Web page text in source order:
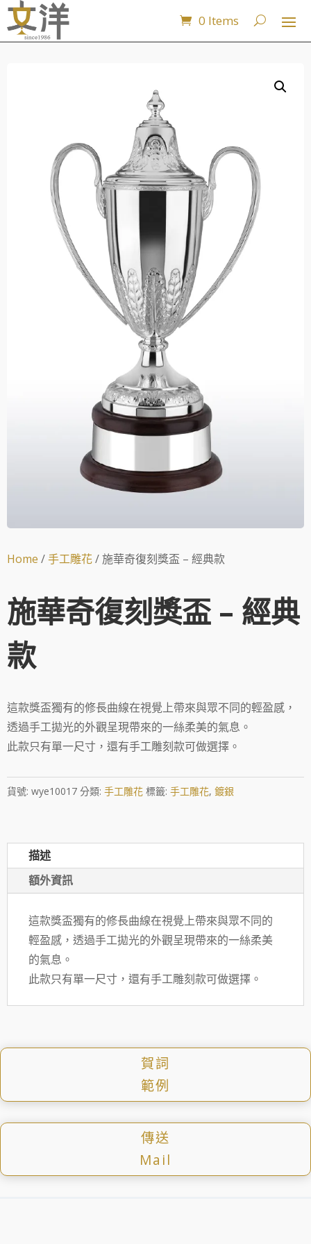
0 Items
Home /手工雕花/ 施華奇復刻獎盃 – 經典款
施華奇復刻獎盃 – 經典
款
這款獎盃獨有的修長曲線在視覺上帶來與眾不同的輕盈感，
透過手工拋光的外觀呈現帶來的一絲柔美的氣息。
此款只有單一尺寸，還有手工雕刻款可做選擇。
貨號: wye10017 分類: 手工雕花 標籤: 手工雕花, 鍍銀
描述
額外資訊
這款獎盃獨有的修長曲線在視覺上帶來與眾不同的
輕盈感，透過手工拋光的外觀呈現帶來的一絲柔美
的氣息。
此款只有單一尺寸，還有手工雕刻款可做選擇。
賀詞
範例
傳送
Mail